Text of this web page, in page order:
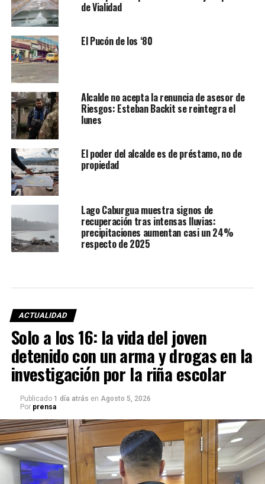
de Vialidad
El Pucón de los ‘80
Alcalde no acepta la renuncia de asesor de
Riesgos: Esteban Backit se reintegra el
lunes
El poder del alcalde es de préstamo, no de
propiedad
Lago Caburgua muestra signos de
recuperación tras intensas lluvias:
precipitaciones aumentan casi un 24%
respecto de 2025
ACTUALIDAD
Solo a los 16: la vida del joven
detenido con un arma y drogas en la
investigación por la riña escolar
Publicado 1 día atrás en Agosto 5, 2026
Por prensa